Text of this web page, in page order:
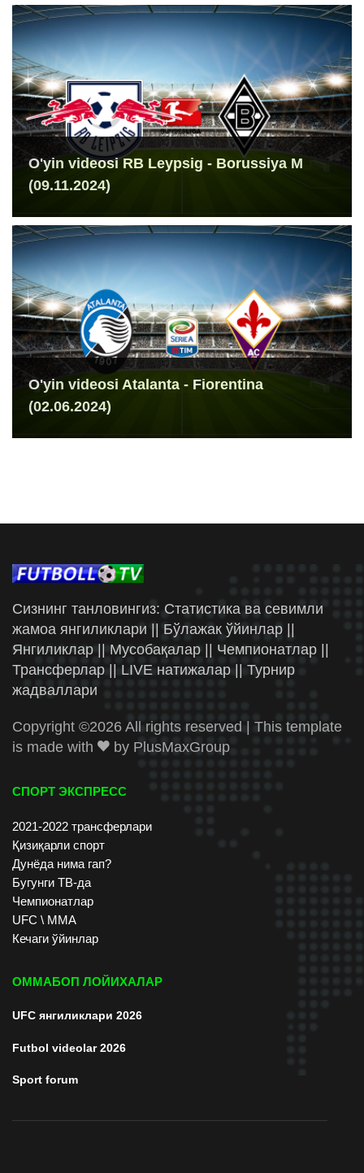
O'yin videosi RB Leypsig - Borussiya M
(09.11.2024)
O'yin videosi Atalanta - Fiorentina
(02.06.2024)
Сизнинг танловингиз: Статистика ва севимли
жамоа янгиликлари || Бўлажак ўйинлар ||
Янгиликлар || Мусобақалар || Чемпионатлар ||
Трансферлар || LIVE натижалар || Турнир
жадваллари
Copyright ©2026 All rights reserved | This template
is made with
by PlusMaxGroup
СПОРТ ЭКСПРЕСС
2021-2022 трансферлари
Қизиқарли спорт
Дунёда нима гап?
Бугунги ТВ-да
Чемпионатлар
UFC \ ММА
Кечаги ўйинлар
ОММАБОП ЛОЙИХАЛАР
UFC янгиликлари 2026
Futbol videolar 2026
Sport forum